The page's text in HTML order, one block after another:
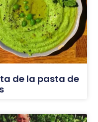
de la pasta de